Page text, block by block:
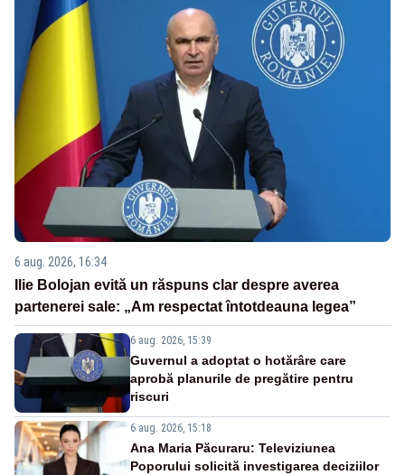
6 aug. 2026, 16:34
Ilie Bolojan evită un răspuns clar despre averea
partenerei sale: „Am respectat întotdeauna legea”
6 aug. 2026, 15:39
Guvernul a adoptat o hotărâre care
aprobă planurile de pregătire pentru
riscuri
6 aug. 2026, 15:18
Ana Maria Păcuraru: Televiziunea
Poporului solicită investigarea deciziilor